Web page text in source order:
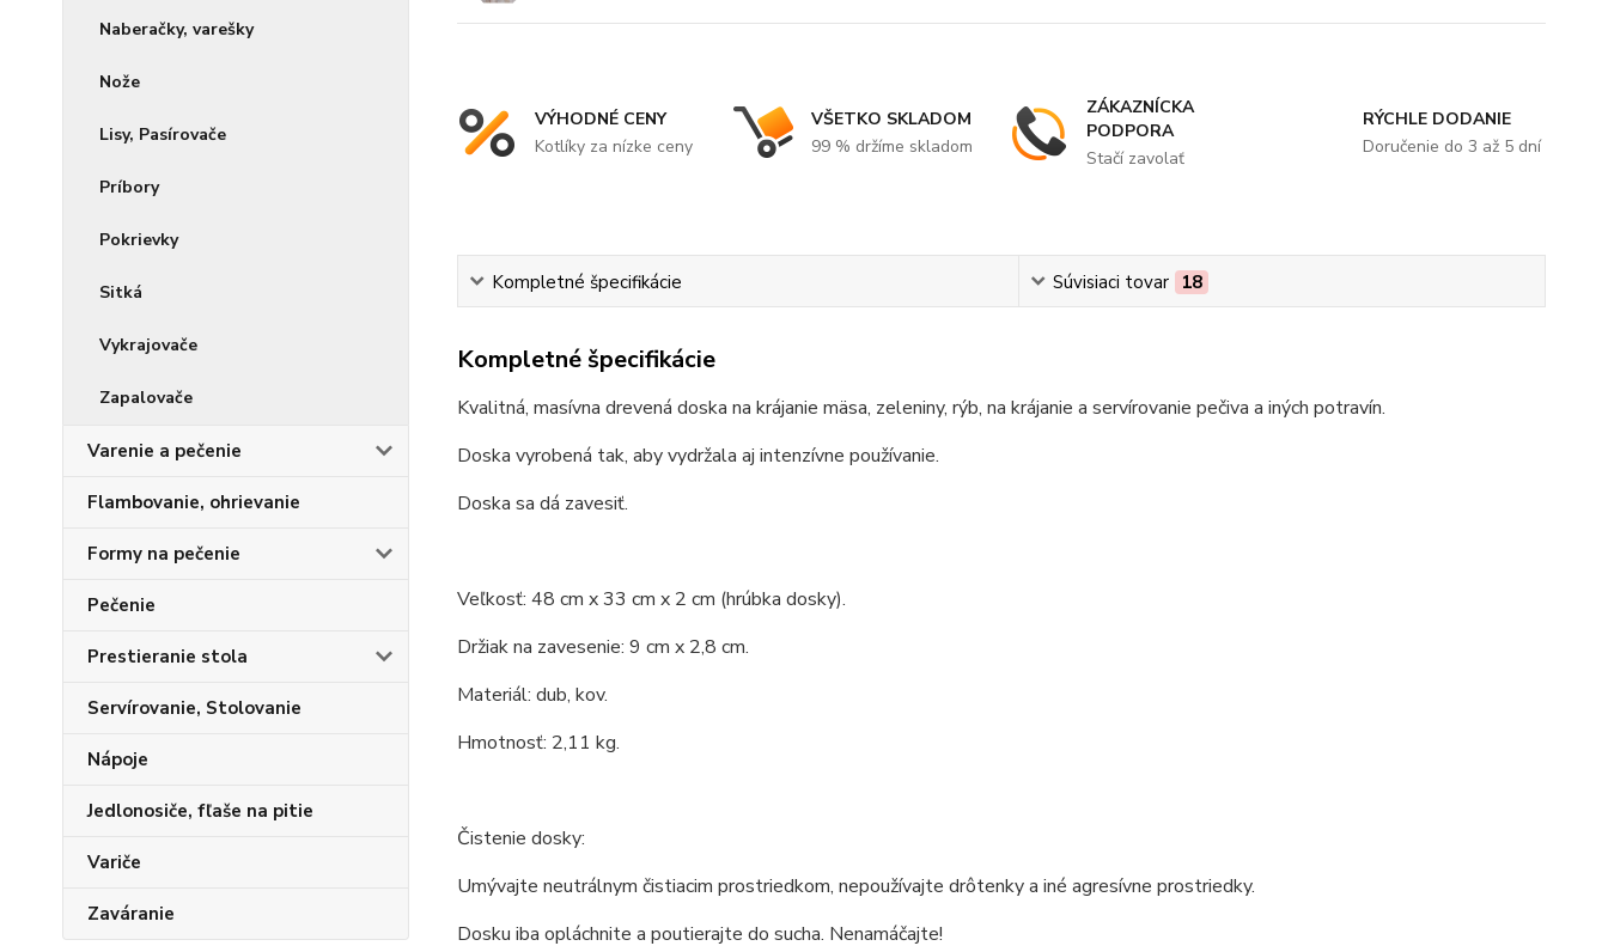
Naberačky, varešky
Nože
Lisy, Pasírovače
Príbory
Pokrievky
Sitká
Vykrajovače
Zapalovače
Varenie a pečenie
Flambovanie, ohrievanie
Formy na pečenie
Pečenie
Prestieranie stola
Servírovanie, Stolovanie
Nápoje
Jedlonosiče, fľaše na pitie
Variče
Zaváranie
VÝHODNÉ CENY
Kotlíky za nízke ceny
VŠETKO SKLADOM
99 % držíme skladom
ZÁKAZNÍCKA
PODPORA
Stačí zavolať
RÝCHLE DODANIE
Doručenie do 3 až 5 dní
Kompletné špecifikácie Súvisiaci tovar 18
Kompletné špecifikácie
Kvalitná, masívna drevená doska na krájanie mäsa, zeleniny, rýb, na krájanie a servírovanie pečiva a iných potravín.
Doska vyrobená tak, aby vydržala aj intenzívne používanie.
Doska sa dá zavesiť.
Veľkosť: 48 cm x 33 cm x 2 cm (hrúbka dosky).
Držiak na zavesenie: 9 cm x 2,8 cm.
Materiál: dub, kov.
Hmotnosť: 2,11 kg.
Čistenie dosky:
Umývajte neutrálnym čistiacim prostriedkom, nepoužívajte drôtenky a iné agresívne prostriedky.
Dosku iba opláchnite a poutierajte do sucha. Nenamáčajte!